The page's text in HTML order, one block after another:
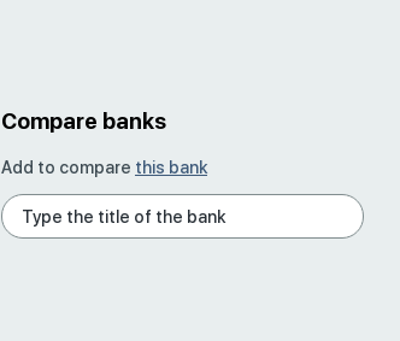
Compare banks
Add to compare this bank